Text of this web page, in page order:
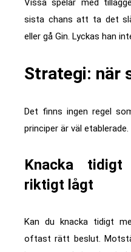
Vissa spelar med
sista chans att ta det
eller gå Gin. Lyckas han
Strategi: när
Det finns ingen regel
principer är väl etablerade.
Knacka
riktigt lågt
Kan du knacka tidigt
oftast rätt beslut.